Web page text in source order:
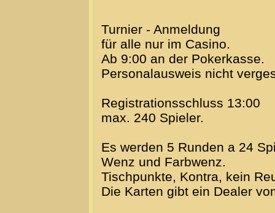
Turnier - Anmeldung
für alle nur im Casino.
Ab 9:00 an der Pokerkasse.
Personalausweis nicht
Registrationsschluss 13:00
max. 240 Spieler.
Es werden 5 Runden a 24
Wenz und Farbwenz.
Tischpunkte, Kontra, kein
Die Karten gibt ein Dealer